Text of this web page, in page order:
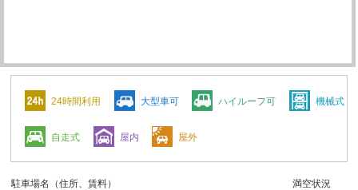
24時間利用 大型車可 ハイルーフ可 機械式
自走式 屋内 屋外
駐車場名（住所、賃料）
満空状況